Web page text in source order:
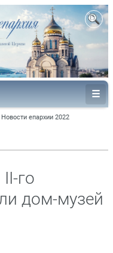
Новости епархии 2022
го
дом-музей